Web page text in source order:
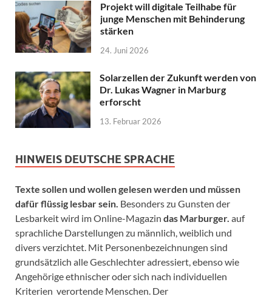
Projekt will digitale Teilhabe für
junge Menschen mit Behinderung
stärken
24. Juni 2026
Solarzellen der Zukunft werden von
Dr. Lukas Wagner in Marburg
erforscht
13. Februar 2026
HINWEIS DEUTSCHE SPRACHE
Texte sollen und wollen gelesen werden und müssen
dafür flüssig lesbar sein. Besonders zu Gunsten der
Lesbarkeit wird im Online-Magazin das Marburger. auf
sprachliche Darstellungen zu männlich, weiblich und
divers verzichtet. Mit Personenbezeichnungen sind
grundsätzlich alle Geschlechter adressiert, ebenso wie
Angehörige ethnischer oder sich nach individuellen
Kriterien verortende Menschen. Der